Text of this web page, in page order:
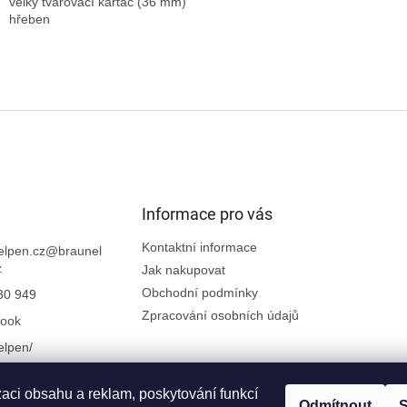
obsahu a reklam, poskytování funkcí
hřeben
@braunel
949
Informace pro vás
Kontaktní informace
Jak nakupovat
Obchodní podmínky
Zpracování osobních údajů